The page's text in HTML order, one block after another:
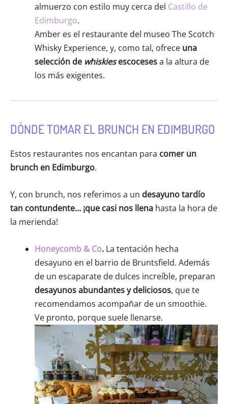
almuerzo con estilo muy cerca del Castillo de
Edimburgo.
Amber es el restaurante del museo The Scotch
Whisky Experience, y, como tal, ofrece una
selección de whiskiesescocesesa la altura de
los más exigentes.
DÓNDE TOMAR EL BRUNCH EN EDIMBURGO
Estos restaurantes nos encantan para comer un
brunch en Edimburgo.
Y, con brunch, nos referimos a un desayuno tardío
tan contundente… ¡que casi nos llena hasta la hora de
la merienda!
Honeycomb & Co. La tentación hecha
desayuno en el barrio de Bruntsfield. Además
de un escaparate de dulces increíble, preparan
desayunos abundantes y deliciosos, que te
recomendamos acompañar de un smoothie.
Ve pronto, porque suele llenarse.